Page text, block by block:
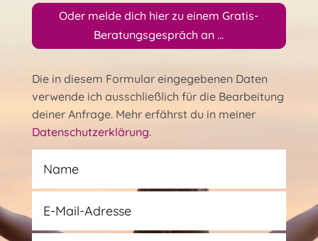
Oder melde dich hier zu einem Gratis-
Beratungsgespräch an ...
Die in diesem Formular eingegebenen Daten
verwende ich ausschließlich für die Bearbeitung
deiner Anfrage. Mehr erfährst du in meiner
Datenschutzerklärung.